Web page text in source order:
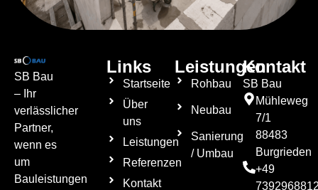
SB Bau
– Ihr
verlässlicher
Partner,
wenn es
um
Bauleistungen
Links
Startseite
Über
uns
Leistungen
Referenzen
Kontakt
Leistungen
Rohbau
Neubau
Sanierung
/ Umbau
Kontakt
SB Bau
Mühleweg
7/1
88483
Burgrieden
+49